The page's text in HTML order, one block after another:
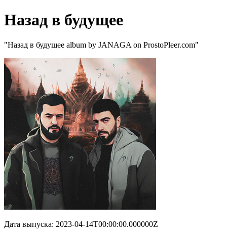
Назад в будущее
"Назад в будущее album by JANAGA on ProstoPleer.com"
Дата выпуска: 2023-04-14T00:00:00.000000Z